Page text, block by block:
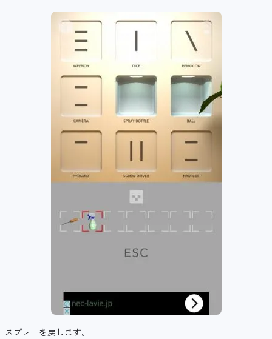
スプレーを戻します。